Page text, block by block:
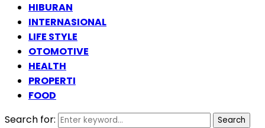
HIBURAN
INTERNASIONAL
LIFE STYLE
OTOMOTIVE
HEALTH
PROPERTI
FOOD
Search for:
Search